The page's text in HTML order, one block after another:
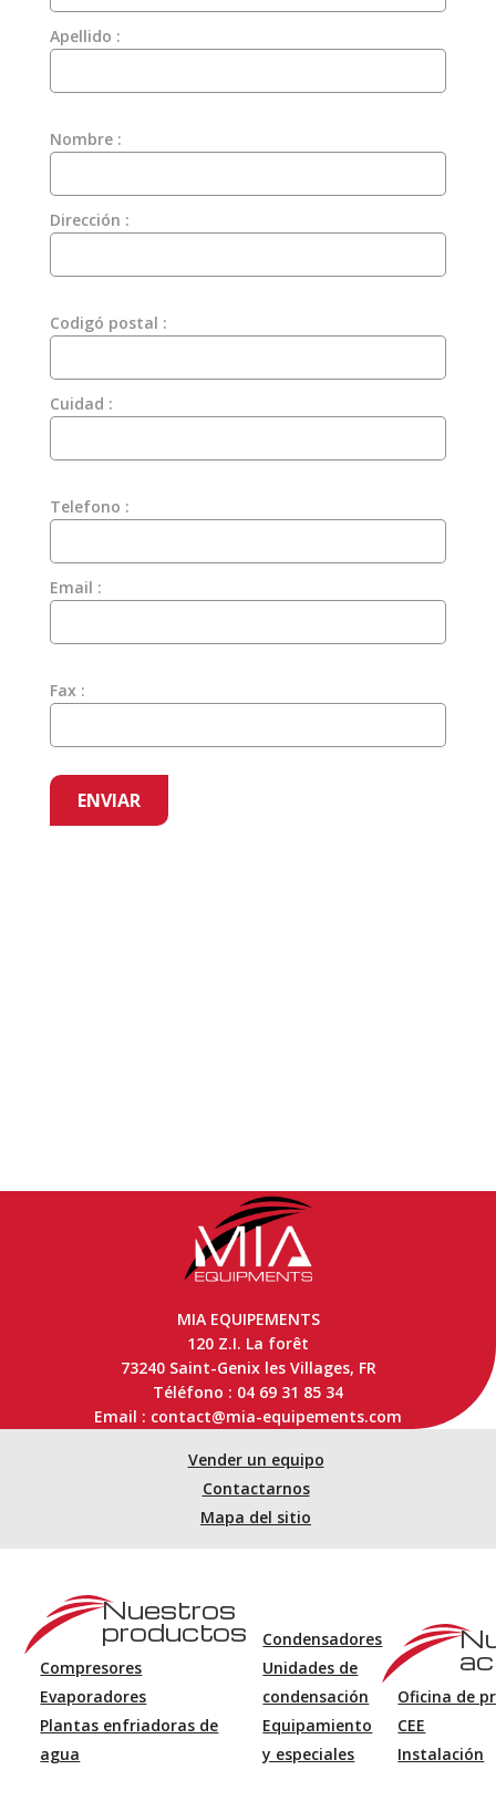
Apellido :
Nombre :
Dirección :
Codigó postal :
Cuidad :
Telefono :
Email :
Fax :
MIA EQUIPEMENTS
120 Z.I. La forêt
73240 Saint-Genix les Villages, FR
Téléfono : 04 69 31 85 34
Email : contact@mia-equipements.com
Vender un equipo
Contactarnos
Mapa del sitio
Nuestros
productos
Compresores
Evaporadores
Plantas enfriadoras de
agua
Condensadores
Unidades de
condensación
Equipamiento
y especiales
Oficina de
CEE
Instalación